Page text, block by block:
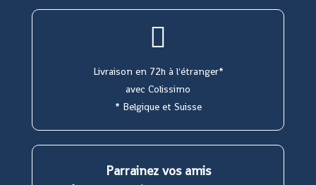
Livraison en 72h à l'étranger*
avec Colissimo
* Belgique et Suisse
Parrainez vos amis